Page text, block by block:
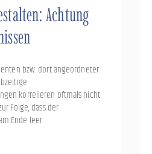
Achtung
bzw. dort angeordneter
korrelieren oftmals nicht
Folge, dass der
Ende leer